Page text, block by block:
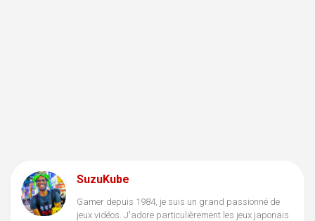
SuzuKube
Gamer depuis 1984, je suis un grand passionné de
jeux vidéos. J'adore particulièrement les jeux japonais